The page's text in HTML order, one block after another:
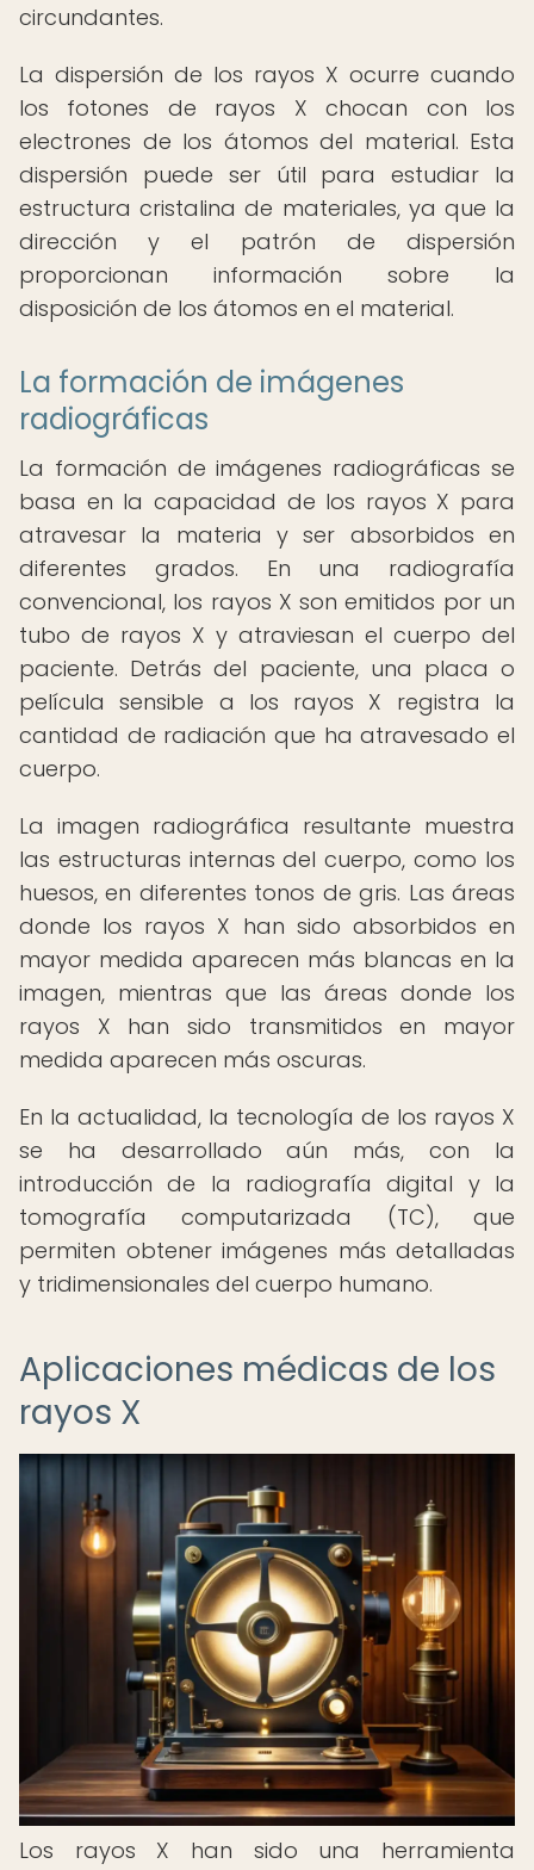
circundantes.
La dispersión de los rayos X ocurre cuando
los fotones de rayos X chocan con los
electrones de los átomos del material. Esta
dispersión puede ser útil para estudiar la
estructura cristalina de materiales, ya que la
dirección y el patrón de dispersión
proporcionan información sobre la
disposición de los átomos en el material.
La formación de imágenes
radiográficas
La formación de imágenes radiográficas se
basa en la capacidad de los rayos X para
atravesar la materia y ser absorbidos en
diferentes grados. En una radiografía
convencional, los rayos X son emitidos por un
tubo de rayos X y atraviesan el cuerpo del
paciente. Detrás del paciente, una placa o
película sensible a los rayos X registra la
cantidad de radiación que ha atravesado el
cuerpo.
La imagen radiográfica resultante muestra
las estructuras internas del cuerpo, como los
huesos, en diferentes tonos de gris. Las áreas
donde los rayos X han sido absorbidos en
mayor medida aparecen más blancas en la
imagen, mientras que las áreas donde los
rayos X han sido transmitidos en mayor
medida aparecen más oscuras.
En la actualidad, la tecnología de los rayos X
se ha desarrollado aún más, con la
introducción de la radiografía digital y la
tomografía computarizada (TC), que
permiten obtener imágenes más detalladas
y tridimensionales del cuerpo humano.
Aplicaciones médicas de los
rayos X
Los rayos X han sido una herramienta